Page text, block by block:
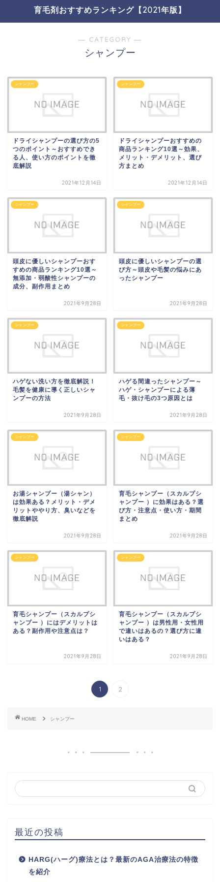
育毛剤おすすめランキング【2021年版】
― CATEGORY ―
シャンプー
シャンプー
ドライシャンプーの選び方の5
つのポイント～おすすめでき
る人、使い方のポイントを徹
底解説
2021年12月14日
シャンプー
ドライシャンプーおすすめの
商品ランキング10選～効果、
メリット・デメリット、選び
方まとめ
2021年12月14日
シャンプー
頭皮に優しいシャンプーおす
すめの商品ランキング10選～
無添加・弱酸性シャンプーの
成分、副作用まとめ
2021年9月28日
シャンプー
頭皮に優しいシャンプーの選
び方～頭皮や毛髪の悩みにあ
ったシャンプー
2021年9月28日
シャンプー
ハゲない洗い方を徹底解説！
毛髪を健康に導く正しいシャ
ンプーの方法
2021年9月28日
シャンプー
ハゲる間違ったシャンプー～
ハゲ・シャンプーによる薄
毛・抜け毛の3つ原因とは
2021年9月28日
シャンプー
お湯シャンプー（湯シャン）
は効果ある？メリット・デメ
リットややり方、臭いなどを
徹底解説
2021年9月28日
シャンプー
育毛シャンプー（スカルプシ
ャンプー ）に効果はある？選
び方・注意点・使い方・期間
まとめ
2021年9月28日
シャンプー
育毛シャンプー（スカルプシ
ャンプー ）にはデメリットは
ある？副作用や注意点は？
2021年9月28日
シャンプー
育毛シャンプー（スカルプシ
ャンプー ）は男性用・女性用
で違いはあるの？選び方に違
いはある？
2021年9月28日
1 2
HOME シャンプー
最近の投稿
HARG(ハーグ)療法とは？最新のAGA治療法の特徴
を紹介